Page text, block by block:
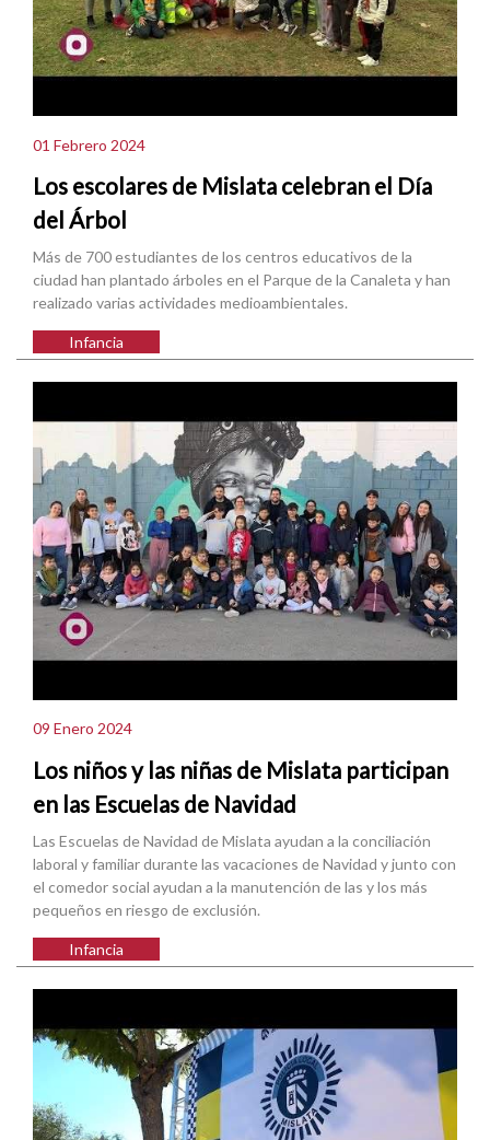
01 Febrero 2024
Los escolares de Mislata celebran el Día
del Árbol
Más de 700 estudiantes de los centros educativos de la
ciudad han plantado árboles en el Parque de la Canaleta y han
realizado varias actividades medioambientales.
Infancia
09 Enero 2024
Los niños y las niñas de Mislata participan
en las Escuelas de Navidad
Las Escuelas de Navidad de Mislata ayudan a la conciliación
laboral y familiar durante las vacaciones de Navidad y junto con
el comedor social ayudan a la manutención de las y los más
pequeños en riesgo de exclusión.
Infancia